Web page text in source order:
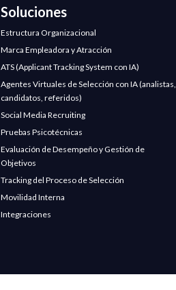
Soluciones
Estructura Organizacional
Marca Empleadora y Atracción
ATS (Applicant Tracking System con IA)
Agentes Virtuales de Selección con IA (analistas,
candidatos, referidos)
Social Media Recruiting
Pruebas Psicotécnicas
Evaluación de Desempeño y Gestión de
Objetivos
Tracking del Proceso de Selección
Movilidad Interna
Integraciones